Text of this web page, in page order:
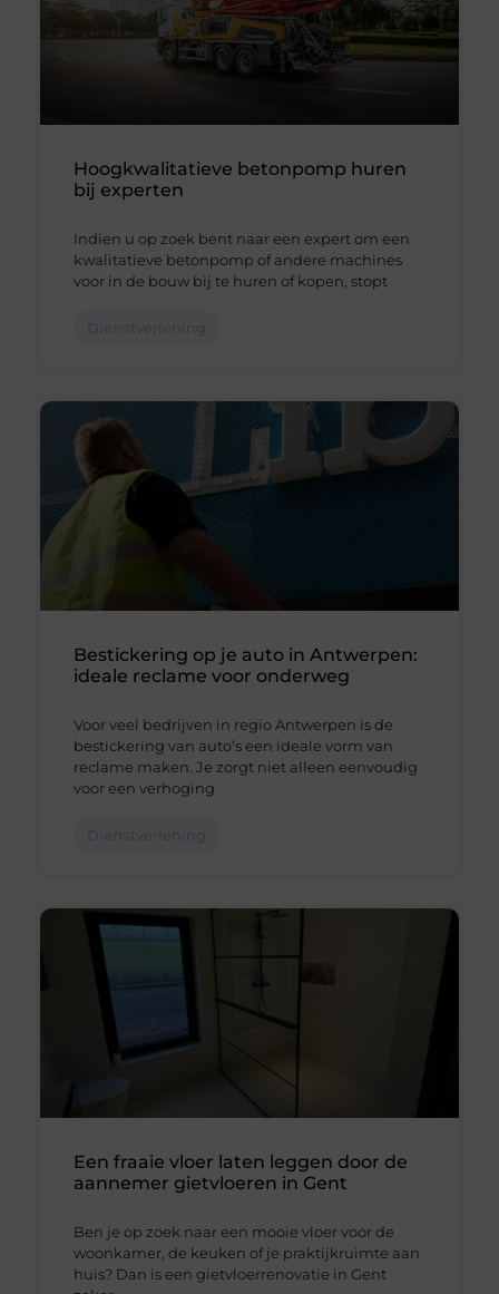
Hoogkwalitatieve betonpomp huren
bij experten
Indien u op zoek bent naar een expert om een
kwalitatieve betonpomp of andere machines
voor in de bouw bij te huren of kopen, stopt
Dienstverlening
Bestickering op je auto in Antwerpen:
ideale reclame voor onderweg
Voor veel bedrijven in regio Antwerpen is de
bestickering van auto’s een ideale vorm van
reclame maken. Je zorgt niet alleen eenvoudig
voor een verhoging
Dienstverlening
Een fraaie vloer laten leggen door de
aannemer gietvloeren in Gent
Ben je op zoek naar een mooie vloer voor de
woonkamer, de keuken of je praktijkruimte aan
huis? Dan is een gietvloerrenovatie in Gent